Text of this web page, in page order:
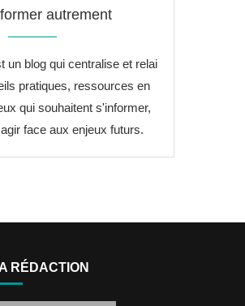
autrement
un blog qui centralise et relai
pratiques, ressources en
qui souhaitent s'informer,
face aux enjeux futurs.
RÉDACTION